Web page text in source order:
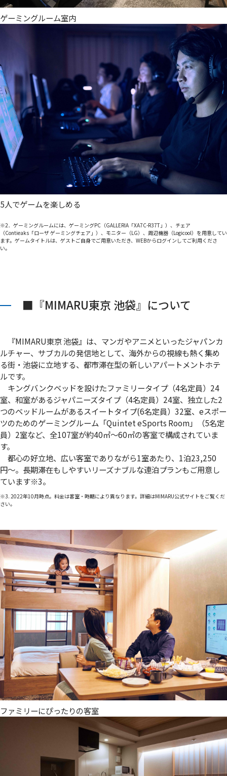
ゲーミングルーム室内
5人でゲームを楽しめる
※2．ゲーミングルームには、ゲーミングPC（GALLERIA「XA7C-R37T」）、チェア
（Contieaks「ローザ ゲーミングチェア」）、モニター（LG）、周辺機器（Logicool）を用意してい
ます。ゲームタイトルは、ゲストご自身でご用意いただき、WEBからログインしてご利用くださ
い。
■『MIMARU東京 池袋』について
『MIMARU東京 池袋』は、マンガやアニメといったジャパンカ
ルチャー、サブカルの発信地として、海外からの視線も熱く集め
る街・池袋に立地する、都市滞在型の新しいアパートメントホテ
ルです。
キングバンクベッドを設けたファミリータイプ（4名定員）24
室、和室があるジャパニーズタイプ（4名定員）24室、独立した2
つのベッドルームがあるスイートタイプ(6名定員）32室、eスポー
ツのためのゲーミングルーム「Quintet eSports Room」（5名定
員）2室など、全107室が約40㎡～60㎡の客室で構成されていま
す。
都心の好立地、広い客室でありながら1室あたり、1泊23,250
円〜。長期滞在もしやすいリーズナブルな連泊プランもご用意し
ています※3。
※3. 2022年10月時点。料金は客室・時期により異なります。詳細はMIMARU公式サイトをご覧くだ
さい。
ファミリーにぴったりの客室